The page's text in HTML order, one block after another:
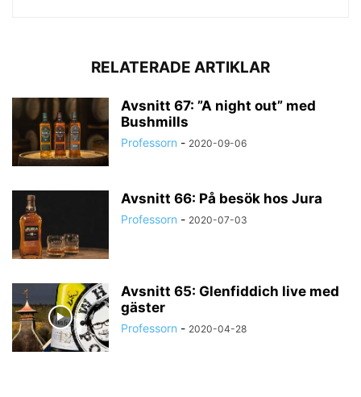
RELATERADE ARTIKLAR
Avsnitt 67: ”A night out” med
Bushmills
Professorn - 2020-09-06
Avsnitt 66: På besök hos Jura
Professorn - 2020-07-03
Avsnitt 65: Glenfiddich live med
gäster
Professorn - 2020-04-28